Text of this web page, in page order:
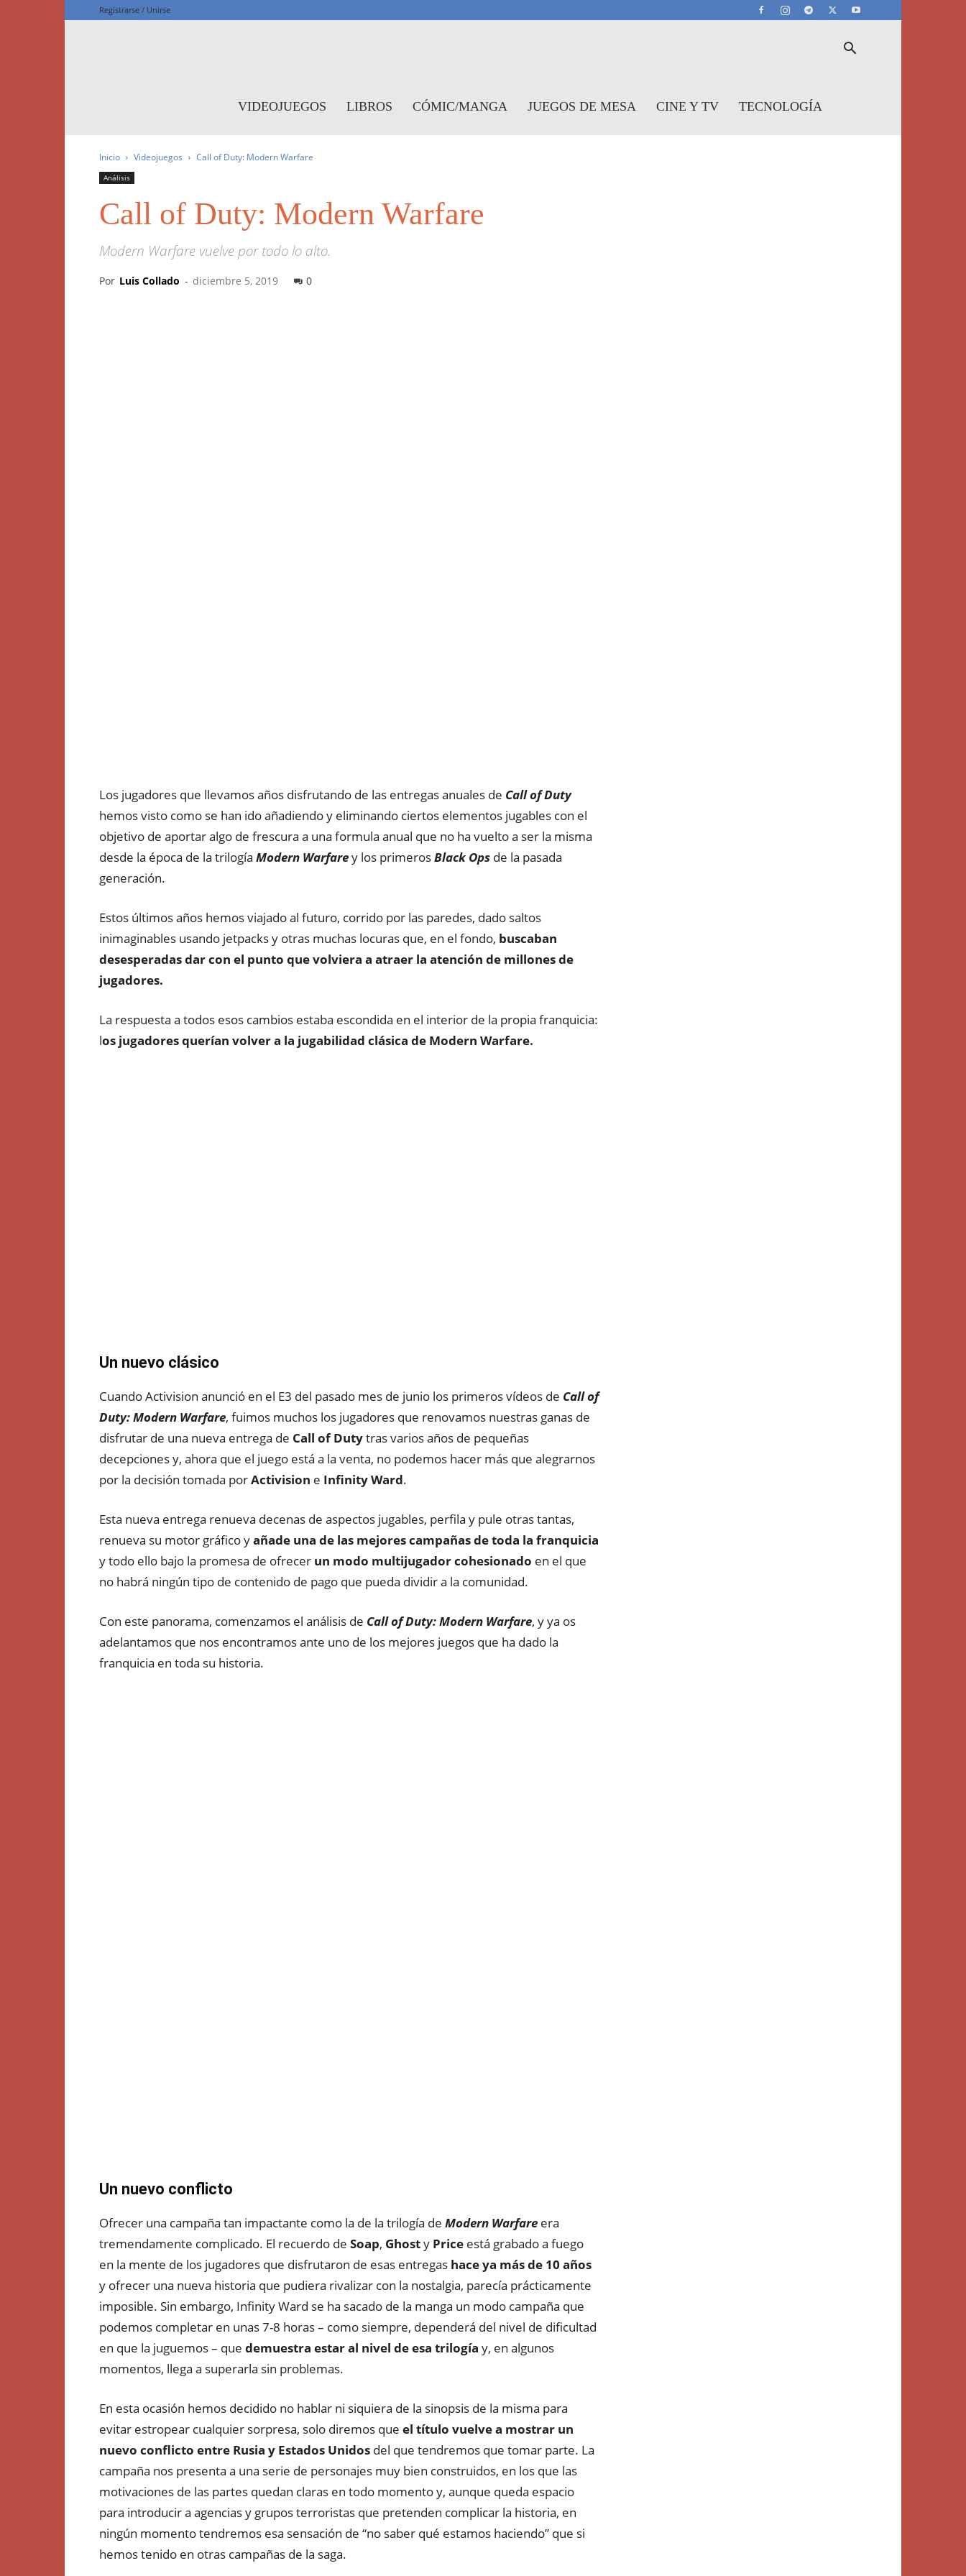
Registrarse / Unirse
VIDEOJUEGOS LIBROS CÓMIC/MANGA JUEGOS DE MESA CINE Y TV TECNOLOGÍA
Inicio Videojuegos Call of Duty: Modern Warfare
Análisis
Call of Duty: Modern Warfare
Modern Warfare vuelve por todo lo alto.
Por Luis Collado - diciembre 5, 2019 0
Los jugadores que llevamos años disfrutando de las entregas anuales de Call of Duty
hemos visto como se han ido añadiendo y eliminando ciertos elementos jugables con el
objetivo de aportar algo de frescura a una formula anual que no ha vuelto a ser la misma
desde la época de la trilogía Modern Warfarey los primerosBlack Ops de la pasada
generación.
Estos últimos años hemos viajado al futuro, corrido por las paredes, dado saltos
inimaginables usando jetpacks y otras muchas locuras que, en el fondo, buscaban
desesperadas dar con el punto que volviera a atraer la atención de millones de
jugadores.
La respuesta a todos esos cambios estaba escondida en el interior de la propia franquicia:
los jugadores querían volver a la jugabilidad clásica de Modern Warfare.
Un nuevo clásico
Cuando Activision anunció en el E3 del pasado mes de junio los primeros vídeos de Call of
Duty: Modern Warfare, fuimos muchos los jugadores que renovamos nuestras ganas de
disfrutar de una nueva entrega de Call of Dutytras varios años de pequeñas
decepciones y, ahora que el juego está a la venta, no podemos hacer más que alegrarnos
por la decisión tomada porActivision e Infinity Ward.
Esta nueva entrega renueva decenas de aspectos jugables, perfila y pule otras tantas,
renueva su motor gráfico yañade una de las mejores campañas de toda la franquicia
y todo ello bajo la promesa de ofrecer un modo multijugador cohesionado en el que
no habrá ningún tipo de contenido de pago que pueda dividir a la comunidad.
Con este panorama, comenzamos el análisis de Call of Duty: Modern Warfare, y ya os
adelantamos que nos encontramos ante uno de los mejores juegos que ha dado la
franquicia en toda su historia.
Un nuevo conflicto
Ofrecer una campaña tan impactante como la de la trilogía de Modern Warfare era
tremendamente complicado. El recuerdo de Soap, Ghosty Price está grabado a fuego
en la mente de los jugadores que disfrutaron de esas entregas hace ya más de 10 años
y ofrecer una nueva historia que pudiera rivalizar con la nostalgia, parecía prácticamente
imposible. Sin embargo, Infinity Ward se ha sacado de la manga un modo campaña que
podemos completar en unas 7-8 horas – como siempre, dependerá del nivel de dificultad
en que la juguemos – que demuestra estar al nivel de esa trilogía y, en algunos
momentos, llega a superarla sin problemas.
En esta ocasión hemos decidido no hablar ni siquiera de la sinopsis de la misma para
evitar estropear cualquier sorpresa, solo diremos que el título vuelve a mostrar un
nuevo conflicto entre Rusia y Estados Unidos del que tendremos que tomar parte. La
campaña nos presenta a una serie de personajes muy bien construidos, en los que las
motivaciones de las partes quedan claras en todo momento y, aunque queda espacio
para introducir a agencias y grupos terroristas que pretenden complicar la historia, en
ningún momento tendremos esa sensación de “no saber qué estamos haciendo” que si
hemos tenido en otras campañas de la saga.